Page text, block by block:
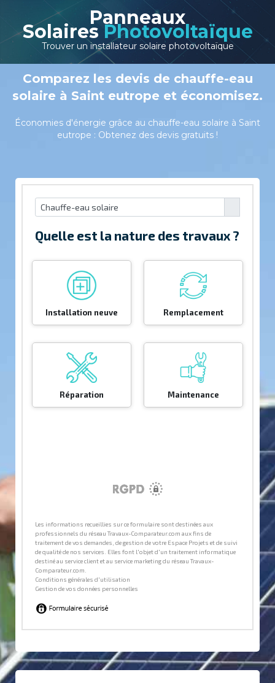
Panneaux
Solaires Photovoltaïque
Trouver un installateur solaire photovoltaïque
Comparez les devis de chauffe-eau
solaire à Saint eutrope et économisez.
Économies d'énergie grâce au chauffe-eau solaire à Saint
eutrope : Obtenez des devis gratuits !